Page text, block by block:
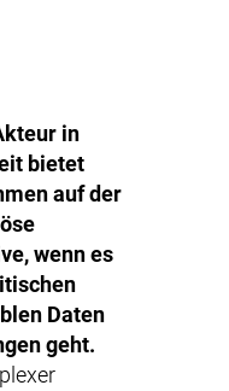
in
bietet
auf der
wenn es
Daten
geht.